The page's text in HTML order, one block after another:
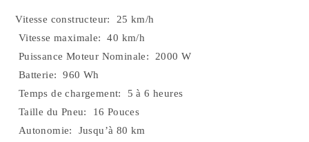
Vitesse constructeur: 25 km/h
Vitesse maximale: 40 km/h
Puissance Moteur Nominale: 2000 W
Batterie: 960 Wh
Temps de chargement: 5 à 6 heures
Taille du Pneu: 16 Pouces
Autonomie: Jusqu’à 80 km